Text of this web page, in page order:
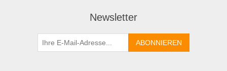
Newsletter
ABONNIEREN